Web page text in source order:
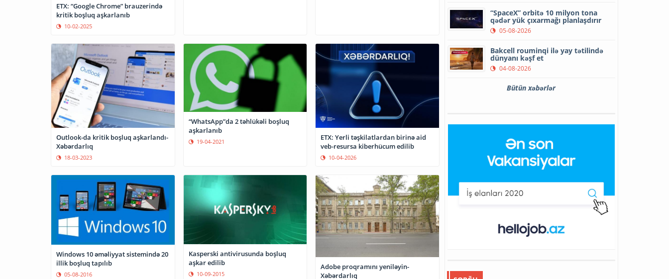
ETX: “Google Chrome” brauzerində
kritik boşluq aşkarlanıb
10-02-2025
Outlook-da kritik boşluq aşkarlandı-
Xəbərdarlıq
18-03-2023
“WhatsApp”da 2 təhlükəli boşluq
aşkarlanıb
19-04-2021
ETX: Yerli təşkilatlardan birinə aid
veb-resursa kiberhücum edilib
10-04-2026
Windows 10 əməliyyat sistemində 20
illik boşluq tapılıb
05-08-2016
Kasperski antivirusunda boşluq
aşkar edilib
10-09-2015
Adobe proqramını yeniləyin-
Xəbərdarlıq
“SpaceX” orbitə 10 milyon tona
qədər yük çıxarmağı planlaşdırır
05-08-2026
Bakcell rouminqi ilə yay tətilində
dünyanı kəşf et
04-08-2026
Bütün xəbərlər